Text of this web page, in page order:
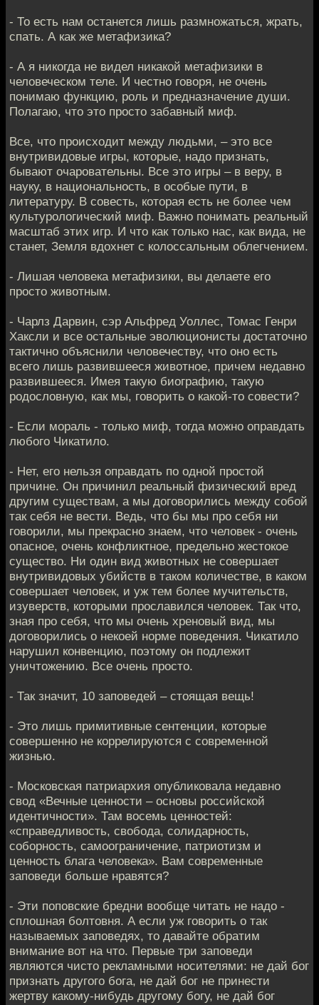
- То есть нам останется лишь размножаться, жрать,
спать. А как же метафизика?
- А я никогда не видел никакой метафизики в
человеческом теле. И честно говоря, не очень
понимаю функцию, роль и предназначение души.
Полагаю, что это просто забавный миф.
Все, что происходит между людьми, – это все
внутривидовые игры, которые, надо признать,
бывают очаровательны. Все это игры – в веру, в
науку, в национальность, в особые пути, в
литературу. В совесть, которая есть не более чем
культурологический миф. Важно понимать реальный
масштаб этих игр. И что как только нас, как вида, не
станет, Земля вдохнет с колоссальным облегчением.
- Лишая человека метафизики, вы делаете его
просто животным.
- Чарлз Дарвин, сэр Альфред Уоллес, Томас Генри
Хаксли и все остальные эволюционисты достаточно
тактично объяснили человечеству, что оно есть
всего лишь развившееся животное, причем недавно
развившееся. Имея такую биографию, такую
родословную, как мы, говорить о какой-то совести?
- Если мораль - только миф, тогда можно оправдать
любого Чикатило.
- Нет, его нельзя оправдать по одной простой
причине. Он причинил реальный физический вред
другим существам, а мы договорились между собой
так себя не вести. Ведь, что бы мы про себя ни
говорили, мы прекрасно знаем, что человек - очень
опасное, очень конфликтное, предельно жестокое
существо. Ни один вид животных не совершает
внутривидовых убийств в таком количестве, в каком
совершает человек, и уж тем более мучительств,
изуверств, которыми прославился человек. Так что,
зная про себя, что мы очень хреновый вид, мы
договорились о некоей норме поведения. Чикатило
нарушил конвенцию, поэтому он подлежит
уничтожению. Все очень просто.
- Так значит, 10 заповедей – стоящая вещь!
- Это лишь примитивные сентенции, которые
совершенно не коррелируются с современной
жизнью.
- Московская патриархия опубликовала недавно
свод «Вечные ценности – основы российской
идентичности». Там восемь ценностей:
«справедливость, свобода, солидарность,
соборность, самоограничение, патриотизм и
ценность блага человека». Вам современные
заповеди больше нравятся?
- Эти поповские бредни вообще читать не надо -
сплошная болтовня. А если уж говорить о так
называемых заповедях, то давайте обратим
внимание вот на что. Первые три заповеди
являются чисто рекламными носителями: не дай бог
признать другого бога, не дай бог не принести
жертву какому-нибудь другому богу, не дай бог